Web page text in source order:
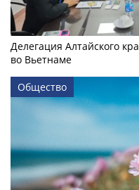
Делегация Алтайского
во Вьетнаме
Общество